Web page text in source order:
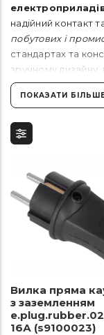
надійний контакт
побутових і
стандартах та
зручному дизайну,
зручність
безпечного
ПОКАЗАТИ
Вилка пряма
з заземленням
16А (s9100023)